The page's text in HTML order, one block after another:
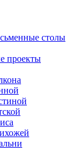
столы
проекты